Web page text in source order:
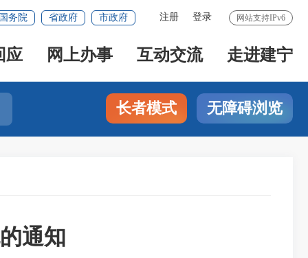
网站支持IPv6
注册 登录
务院 省政府 市政府
应 网上办事 互动交流 走进建宁
长者模式 无障碍浏览
通知